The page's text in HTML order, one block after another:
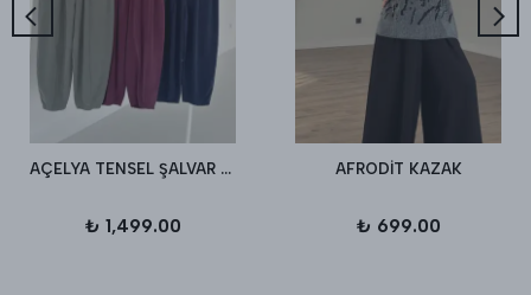
AÇELYA TENSEL ŞALVAR PANTALON
₺ 1,499.00
AFRODİT KAZAK
₺ 699.00